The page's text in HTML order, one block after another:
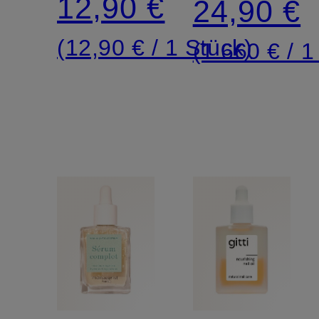
12,90 €
(12,90 € / 1 Stück)
24,90 €
(1.660 € /